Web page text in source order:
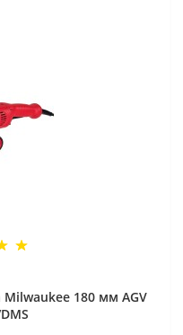
180 мм AGV